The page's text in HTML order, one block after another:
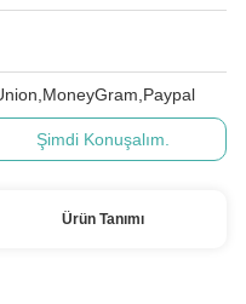
Şimdi Konuşalım.
Ürün Tanımı